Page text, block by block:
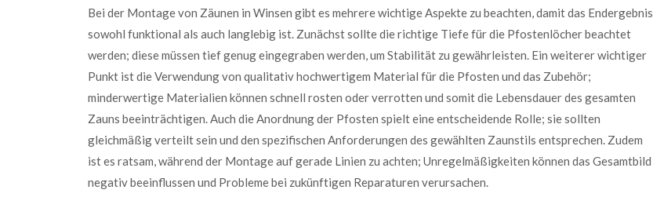
Bei der Montage von Zäunen in Winsen gibt es mehrere wichtige Aspekte zu beachten, damit das Endergebnis
sowohl funktional als auch langlebig ist. Zunächst sollte die richtige Tiefe für die Pfostenlöcher beachtet
werden; diese müssen tief genug eingegraben werden, um Stabilität zu gewährleisten. Ein weiterer wichtiger
Punkt ist die Verwendung von qualitativ hochwertigem Material für die Pfosten und das Zubehör;
minderwertige Materialien können schnell rosten oder verrotten und somit die Lebensdauer des gesamten
Zauns beeinträchtigen. Auch die Anordnung der Pfosten spielt eine entscheidende Rolle; sie sollten
gleichmäßig verteilt sein und den spezifischen Anforderungen des gewählten Zaunstils entsprechen. Zudem
ist es ratsam, während der Montage auf gerade Linien zu achten; Unregelmäßigkeiten können das Gesamtbild
negativ beeinflussen und Probleme bei zukünftigen Reparaturen verursachen.